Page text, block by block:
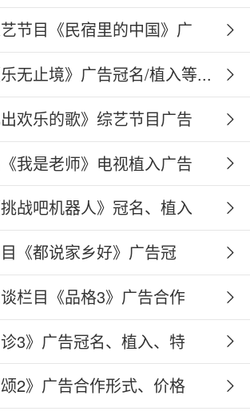
节目《民宿里的中国》广
无止境》广告冠名/植入等...
欢乐的歌》综艺节目广告
我是老师》电视植入广告
战吧机器人》冠名、植入
《都说家乡好》广告冠
栏目《品格3》广告合作
3》广告冠名、植入、特
2》广告合作形式、价格